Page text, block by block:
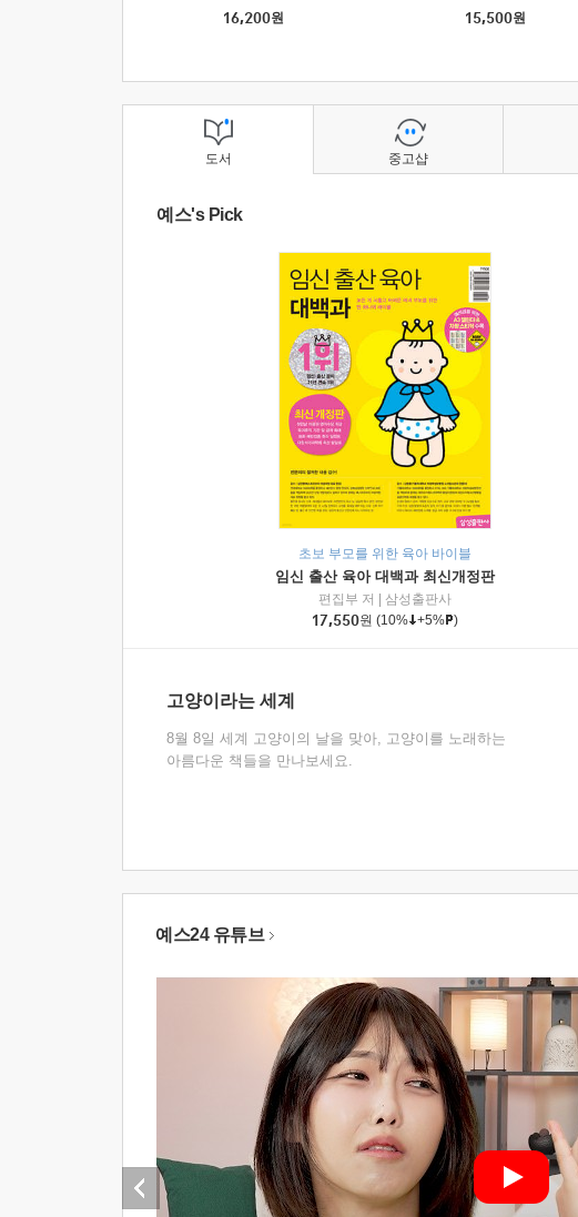
16,200원
15,500원
도서
예스's Pick
초보 부모를 위한 육아 바이블
임신 출산 육아 대백과 최신개정판
편집부 저
삼성출판사
17,550원 (10% +5% )
고양이라는 세계
8월 8일 세계 고양이의 날을 맞아, 고양이를 노래하는
아름다운 책들을 만나보세요.
중고샵
예스24 유튜브